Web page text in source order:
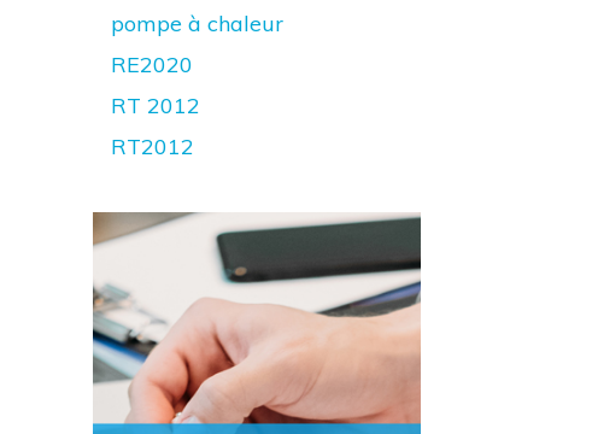
pompe à chaleur
RE2020
RT 2012
RT2012